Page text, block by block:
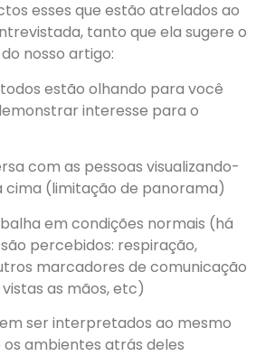
esses que estão atrelados ao
tanto que ela sugere o
nosso artigo:
estão olhando para você
interesse para o
com as pessoas visualizando-
cima (limitação de panorama)
em condições normais (há
percebidos: respiração,
marcadores de comunicação
as mãos, etc)
ser interpretados ao mesmo
ambientes atrás deles